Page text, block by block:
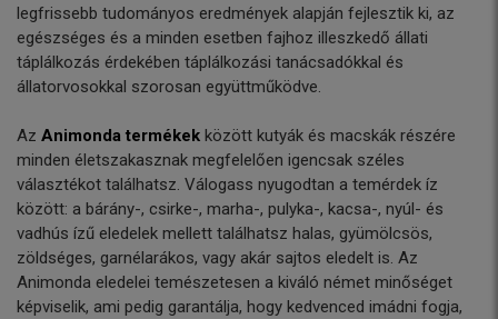
legfrissebb tudományos eredmények alapján fejlesztik ki, az
egészséges és a minden esetben fajhoz illeszkedő állati
táplálkozás érdekében táplálkozási tanácsadókkal és
állatorvosokkal szorosan együttműködve.
Az Animonda termékek között kutyák és macskák részére
minden életszakasznak megfelelően igencsak széles
választékot találhatsz. Válogass nyugodtan a temérdek íz
között: a bárány-, csirke-, marha-, pulyka-, kacsa-, nyúl- és
vadhús ízű eledelek mellett találhatsz halas, gyümölcsös,
zöldséges, garnélarákos, vagy akár sajtos eledelt is. Az
Animonda eledelei temészetesen a kiváló német minőséget
képviselik, ami pedig garantálja, hogy kedvenced imádni fogja,